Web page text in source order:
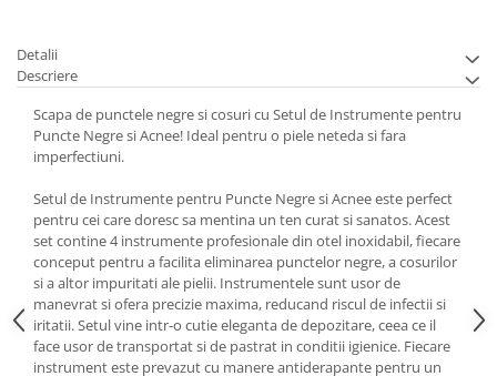
Detalii
Descriere
Scapa de punctele negre si cosuri cu Setul de Instrumente pentru
Puncte Negre si Acnee! Ideal pentru o piele neteda si fara
imperfectiuni.
Setul de Instrumente pentru Puncte Negre si Acnee este perfect
pentru cei care doresc sa mentina un ten curat si sanatos. Acest
set contine 4 instrumente profesionale din otel inoxidabil, fiecare
conceput pentru a facilita eliminarea punctelor negre, a cosurilor
si a altor impuritati ale pielii. Instrumentele sunt usor de
manevrat si ofera precizie maxima, reducand riscul de infectii si
iritatii. Setul vine intr-o cutie eleganta de depozitare, ceea ce il
face usor de transportat si de pastrat in conditii igienice. Fiecare
instrument este prevazut cu manere antiderapante pentru un